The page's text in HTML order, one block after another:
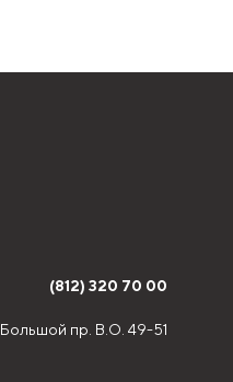
(812) 320 70 00
Большой пр. В.О. 49-51